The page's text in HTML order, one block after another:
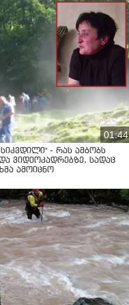
01:44
- რას ამბობს
ვიდეოკადრებზე, სადაც
ამოიცნო